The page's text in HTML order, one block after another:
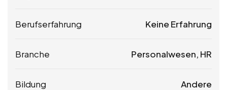
Berufserfahrung Keine Erfahrung
Branche Personalwesen, HR
Bildung Andere